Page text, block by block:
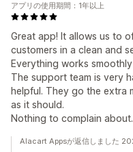
Great app! It allows us to
customers in a clean and
Everything works
The support team is very
helpful. They go the extra
as it should.
Nothing to complain
アプリの使用期間：1年以上
Alacart Appsが返信しました